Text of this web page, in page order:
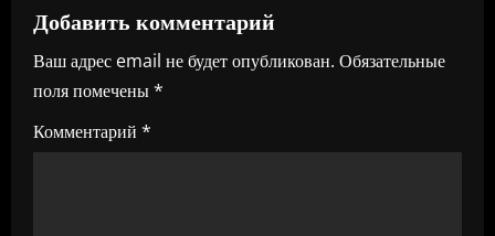
и
я
п
Добавить комментарий
Ваш адрес email не будет опубликован. Обязательные
поля помечены*
Комментарий *